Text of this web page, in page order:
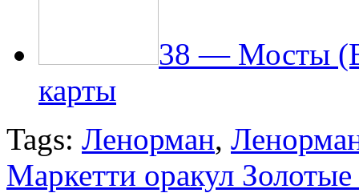
38 — Мосты
карты
Tags: Ленорман,
Маркетти оракул